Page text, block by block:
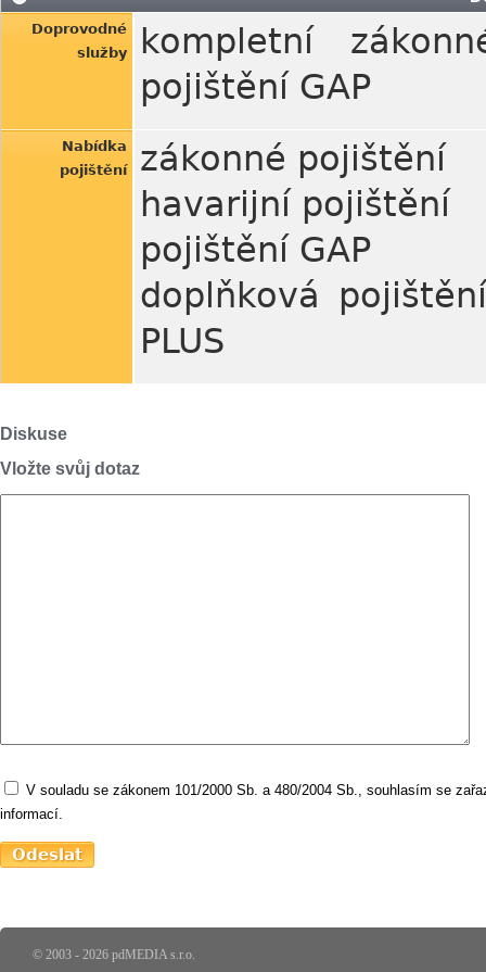
Doprovodné
služby
kompletní
pojištění GAP
Nabídka
pojištění
zákonné pojištění
havarijní pojištění
pojištění GAP
doplňková
PLUS
Diskuse
Vložte svůj dotaz
V souladu se zákonem 101/2000 Sb. a 480/2004 Sb., souhlasím se
informací.
© 2003 - 2026 pdMEDIA s.r.o.